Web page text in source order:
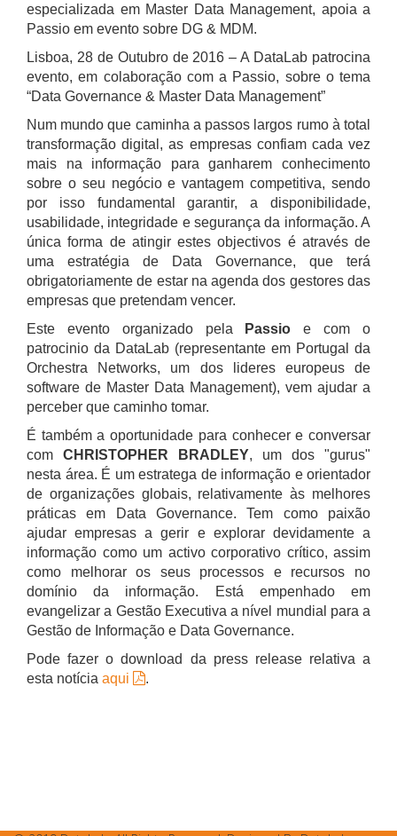
especializada em Master Data Management, apoia a
Passio em evento sobre DG & MDM.
Lisboa, 28 de Outubro de 2016 – A DataLab patrocina
evento, em colaboração com a Passio, sobre o tema
“Data Governance & Master Data Management”
Num mundo que caminha a passos largos rumo à total
transformação digital, as empresas confiam cada vez
mais na informação para ganharem conhecimento
sobre o seu negócio e vantagem competitiva, sendo
por isso fundamental garantir, a disponibilidade,
usabilidade, integridade e segurança da informação. A
única forma de atingir estes objectivos é através de
uma estratégia de Data Governance, que terá
obrigatoriamente de estar na agenda dos gestores das
empresas que pretendam vencer.
Este evento organizado pela
Passio e com o
patrocinio da DataLab (representante em Portugal da
Orchestra Networks, um dos lideres europeus de
software de Master Data Management), vem ajudar a
perceber que caminho tomar.
É também a oportunidade para conhecer e conversar
com CHRISTOPHER BRADLEY, um dos "gurus"
nesta área. É um estratega de informação e orientador
de organizações globais, relativamente às melhores
práticas em Data Governance. Tem como paixão
ajudar empresas a gerir e explorar devidamente a
informação como um activo corporativo crítico, assim
como melhorar os seus processos e recursos no
domínio da informação. Está empenhado em
evangelizar a Gestão Executiva a nível mundial para a
Gestão de Informação e Data Governance.
Pode fazer o download da press release relativa a
esta notícia aqui .